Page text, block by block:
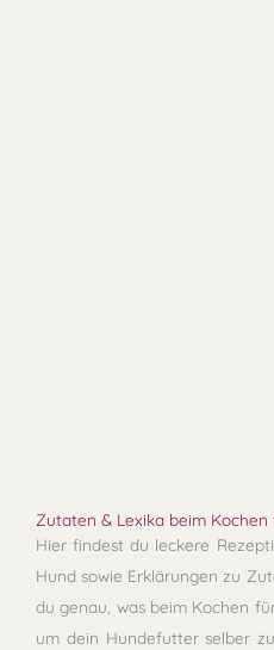
Zutaten & Lexika beim Kochen
Hier findest du leckere
Hund sowie Erklärungen zu
du genau, was beim Kochen
um dein Hundefutter selber